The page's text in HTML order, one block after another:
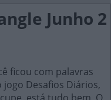
Junho 2
ficou com palavras
jogo Desafios Diários,